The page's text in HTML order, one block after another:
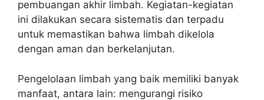
pembuangan akhir limbah. Kegiatan-kegiatan
ini dilakukan secara sistematis dan terpadu
untuk memastikan bahwa limbah dikelola
dengan aman dan berkelanjutan.
Pengelolaan limbah yang baik memiliki banyak
manfaat, antara lain: mengurangi risiko